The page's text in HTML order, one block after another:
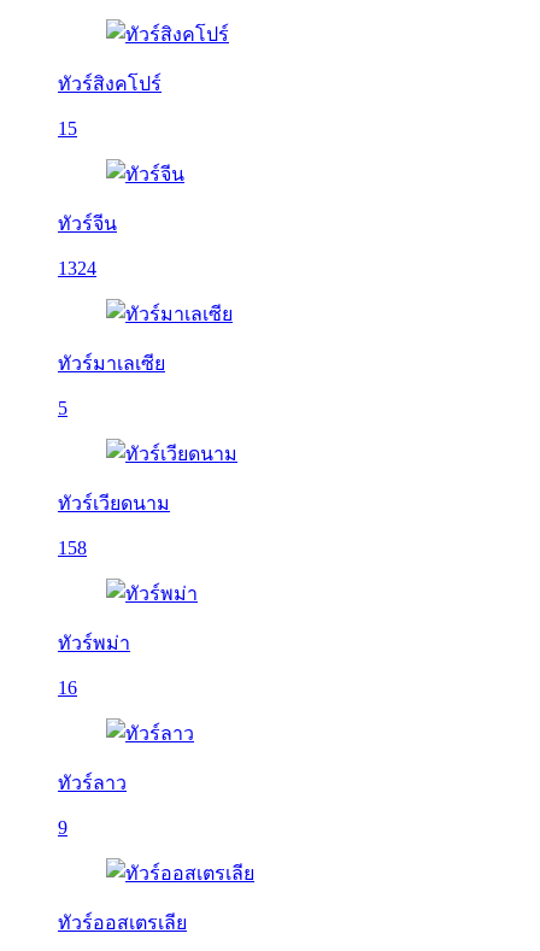
ทัวร์สิงคโปร์
15
ทัวร์จีน
1324
ทัวร์มาเลเซีย
5
ทัวร์เวียดนาม
158
ทัวร์พม่า
16
ทัวร์ลาว
9
ทัวร์ออสเตรเลีย